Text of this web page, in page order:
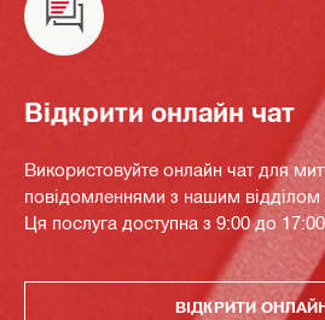
Відкрити онлайн чат
Використовуйте онлайн чат для
повідомленнями з нашим відділом
Ця послуга доступна з 9:00 до 17:00.
ВІДКРИТИ